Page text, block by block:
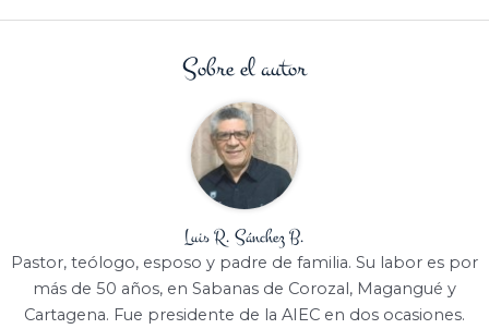
Sobre el autor
Luis R. Sánchez B.
Pastor, teólogo, esposo y padre de familia. Su labor es por
más de 50 años, en Sabanas de Corozal, Magangué y
Cartagena. Fue presidente de la AIEC en dos ocasiones.